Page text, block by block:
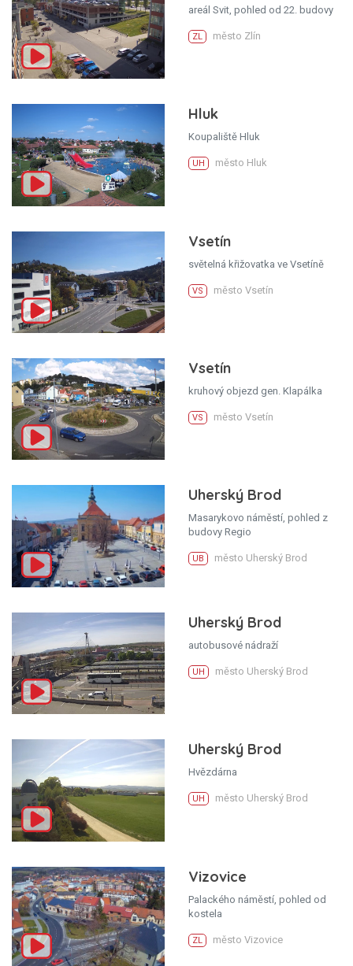
areál Svit, pohled od 22. budovy
ZL město Zlín
Hluk
Koupaliště Hluk
UH město Hluk
Vsetín
světelná křižovatka ve Vsetíně
VS město Vsetín
Vsetín
kruhový objezd gen. Klapálka
VS město Vsetín
Uherský Brod
Masarykovo náměstí, pohled z
budovy Regio
UB město Uherský Brod
Uherský Brod
autobusové nádraží
UH město Uherský Brod
Uherský Brod
Hvězdárna
UH město Uherský Brod
Vizovice
Palackého náměstí, pohled od
kostela
ZL město Vizovice